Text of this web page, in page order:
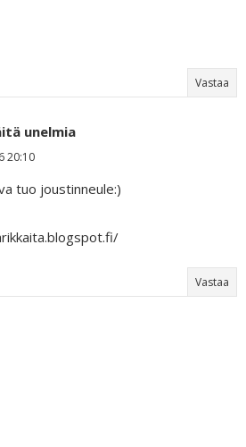
Vastaa
unelmia
20:10
tuo joustinneule:)
Vastaa